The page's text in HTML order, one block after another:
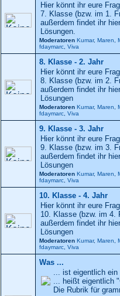
Hier könnt ihr eure
7. Klasse (bzw. im 1.
außerdem findet ihr
Lösungen.
Moderatoren Kumar, Maren
fdaymarc Viva
8. Klasse - 2. Jahr
Hier könnt ihr eure
8. Klasse (bzw. im 2.
außerdem findet ihr
Lösungen
Moderatoren Kumar, Maren
fdaymarc Viva
9. Klasse - 3. Jahr
Hier könnt ihr eure
9. Klasse (bzw. im 3.
außerdem findet ihr
Lösungen
Moderatoren Kumar, Maren
fdaymarc Viva
10. Klasse - 4. Jahr
Hier könnt ihr eure
10. Klasse (bzw. im 4.
außerdem findet ihr
Lösungen
Moderatoren Kumar, Maren
fdaymarc Viva
Was ...
... ist eigentlich
... heißt eigentlich
Die Rubrik für